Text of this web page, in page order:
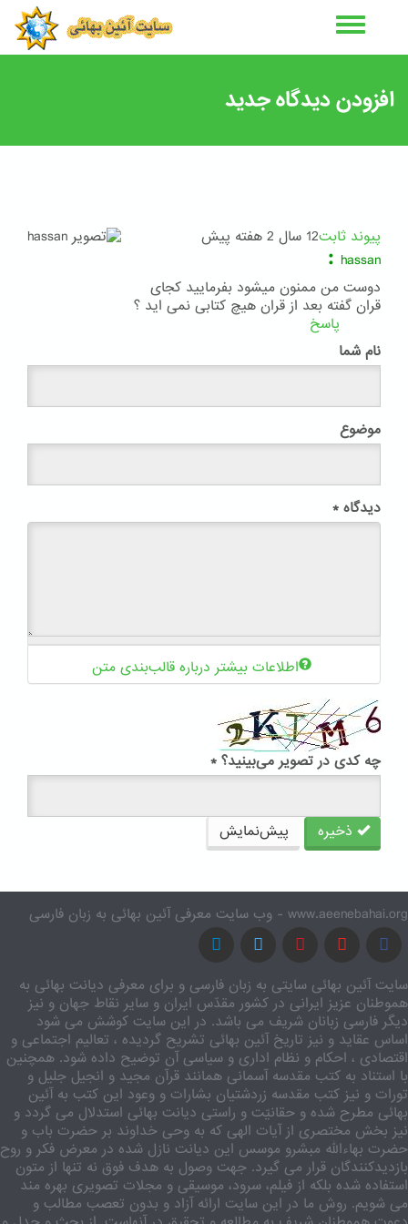
افزودن دیدگاه جدید
پیوند ثابت12 سال 2 هفته پیش
hassan
:
دوست من ممنون میشود بفرمایید کجای
قران گفته بعد از قران هیچ کتابی نمی اید ؟
پاسخ
نام شما
موضوع
دیدگاه *
اطلاعات بیشتر درباره قالب‌بندی متن
چه کدی در تصویر می‌بینید؟ *
ذخیره پیش‌نمایش
www.aeenebahai.org - وب سایت معرفی آئین بهائی به زبان فارسی
سایت آئین بهائی سایتی به زبان فارسی و برای معرفی دیانت بهائی به
هموطنان عزیز ایرانی در کشور مقدّس ایران و سایر نقاط جهان و نیز
دیگر فارسی زبانان شریف می باشد. در این سایت کوشش می شود
اساس عقاید و نیز تاریخ آئین بهائی تشریح گردیده ، تعالیم اجتماعی و
اقتصادی ، احکام و نظام اداری و سیاسی آن توضیح داده شود. همچنین
با استناد به کتب مقدسه آسمانی همانند قرآن مجید و انجیل جلیل و
تورات و نیز کتب مقدسه زردشتیان بشارات و وعود این کتب به آئین
بهائی مطرح شده و حقانیّت و راستی دیانت بهائی استدلال می گردد و
نیز بخش مختصری از آیات الهی که به وحی خداوند بر حضرت باب و
حضرت بهاءالله مبشرو موسس این دیانت نازل شده در معرض فکر و روح
بازدیدکنندگان قرار می گیرد. جهت وصول به هدف فوق نه تنها از متون
استفاده شده بلکه از فیلم، سرود، موسیقی و مجلات تصویری بهره مند
می شویم. روش ما در این سایت ارائه آزاد و بدون تعصب مطالب و